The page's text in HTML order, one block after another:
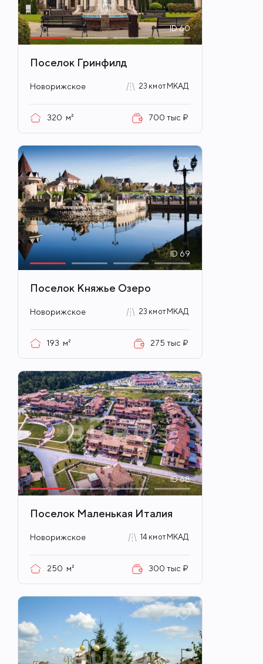
ID60
Поселок Гринфилд
Новорижское 23 км от МКАД
320 м² 700 тыс ₽
ID 69
Поселок Княжье Озеро
Новорижское 23 км от МКАД
193 м² 275 тыс ₽
ID68
Поселок Маленькая Италия
Новорижское 14 км от МКАД
250 м² 300 тыс ₽